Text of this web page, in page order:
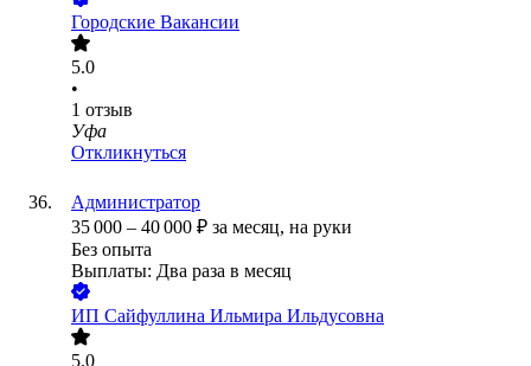
Городские Вакансии
5.0
•
1 отзыв
Уфа
Откликнуться
Администратор
35 000 – 40 000 ₽ за месяц, на руки
Без опыта
Выплаты: Два раза в месяц
ИП Сайфуллина Ильмира Ильдусовна
5.0